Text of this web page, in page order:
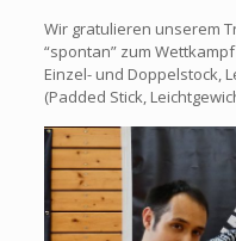
Wir gratulieren unserem
“spontan” zum
Einzel- und Doppelstock,
(Padded Stick,